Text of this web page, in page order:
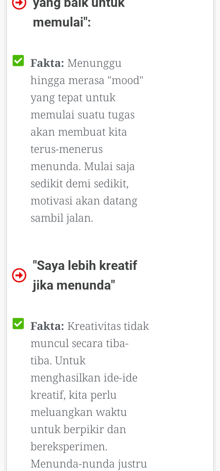
memulai":
Fakta: Menunggu
hingga merasa "mood"
yang tepat untuk
memulai suatu tugas
akan membuat kita
terus-menerus
menunda. Mulai saja
sedikit demi sedikit,
motivasi akan datang
sambil jalan.
"Saya lebih kreatif
jika menunda"
Fakta: Kreativitas tidak
muncul secara tiba-
tiba. Untuk
menghasilkan ide-ide
kreatif, kita perlu
meluangkan waktu
untuk berpikir dan
bereksperimen.
Menunda-nunda justru